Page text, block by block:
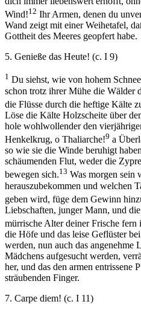
Wind!12 Ihr Armen, denen du
Wand zeigt mit einer Weihetafel,
Gottheit des Meeres geopfert habe.
5. Genieße das Heute! (c. I 9)
1 Du siehst, wie von hohem
schon trotz ihrer Mühe die Wälder
die Flüsse durch die heftige Kälte
Löse die Kälte Holzscheite über
hole wohlwollender den
Henkelkrug, o Thaliarche!9 a
so wie sie die Winde beruhigt
schäumenden Flut, weder die
bewegen sich.13 Was morgen sein
herauszubekommen und welchen
geben wird, füge dem Gewinn
Liebschaften, junger Mann, und
mürrische Alter deiner Frische fern
die Höfe und das leise Geflüster
werden, nun auch das angenehme
Mädchens aufgesucht werden,
her, und das den armen entrissene
sträubenden Finger.
7. Carpe diem! (c. I 11)